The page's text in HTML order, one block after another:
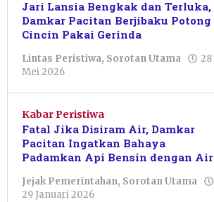
Jari Lansia Bengkak dan Terluka,
Damkar Pacitan Berjibaku Potong
Cincin Pakai Gerinda
Lintas Peristiwa, Sorotan Utama
28
Mei 2026
Kabar Peristiwa
Fatal Jika Disiram Air, Damkar
Pacitan Ingatkan Bahaya
Padamkan Api Bensin dengan Air
Jejak Pemerintahan, Sorotan Utama
29 Januari 2026